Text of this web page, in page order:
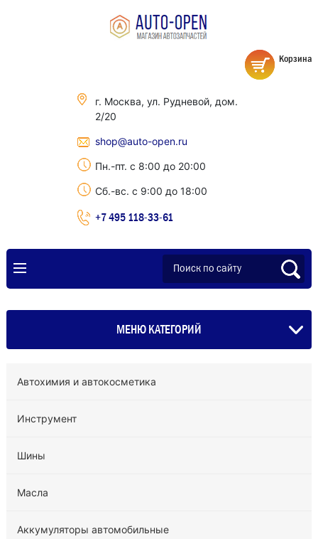
г. Москва, ул. Рудневой, дом.
2/20
shop@auto-open.ru
Пн.-пт. с 8:00 до 20:00
Сб.-вс. с 9:00 до 18:00
+7 495 118-33-61
Корзина
МЕНЮ КАТЕГОРИЙ
Автохимия и автокосметика
Инструмент
Шины
Масла
Аккумуляторы автомобильные